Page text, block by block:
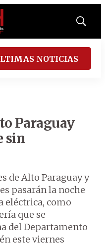
Mostrar
NOTICIAS
Paraguay
sin
de Alto Paraguay y
pasarán la noche
eléctrica, como
que se
del Departamento
este viernes